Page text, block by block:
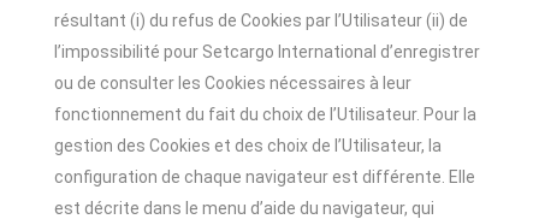
résultant (i) du refus de Cookies par l’Utilisateur (ii) de
l’impossibilité pour Setcargo International d’enregistrer
ou de consulter les Cookies nécessaires à leur
fonctionnement du fait du choix de l’Utilisateur. Pour la
gestion des Cookies et des choix de l’Utilisateur, la
configuration de chaque navigateur est différente. Elle
est décrite dans le menu d’aide du navigateur, qui